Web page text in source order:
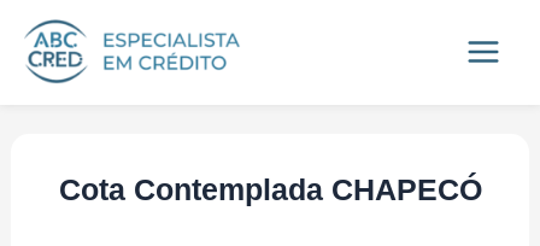
para
Cota Contemplada CHAPECÓ